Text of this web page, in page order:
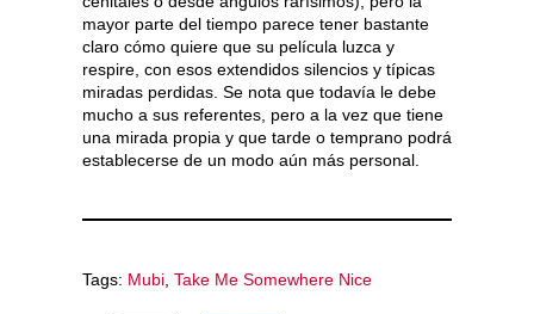
mayor parte del tiempo parece tener bastante
claro cómo quiere que su película luzca y
respire, con esos extendidos silencios y típicas
miradas perdidas. Se nota que todavía le debe
mucho a sus referentes, pero a la vez que tiene
una mirada propia y que tarde o temprano podrá
establecerse de un modo aún más personal.
Tags: Mubi Take Me Somewhere Nice